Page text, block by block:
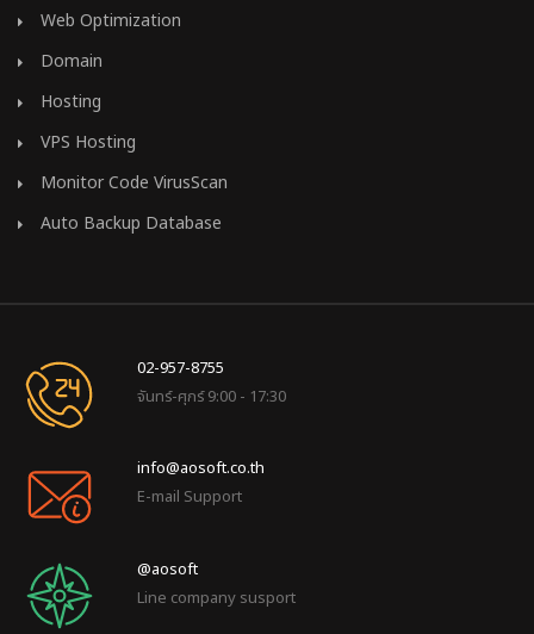
Web Optimization
Domain
Hosting
VPS Hosting
Monitor Code VirusScan
Auto Backup Database
02-957-8755
จันทร์-ศุกร์ 9:00 - 17:30
info@aosoft.co.th
E-mail Support
@aosoft
Line company susport